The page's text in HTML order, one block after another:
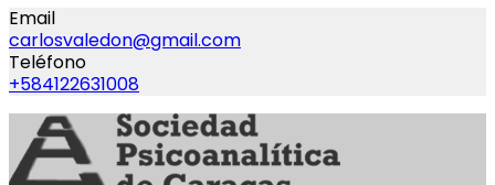
Email
carlosvaledon@gmail.com
Teléfono
+584122631008